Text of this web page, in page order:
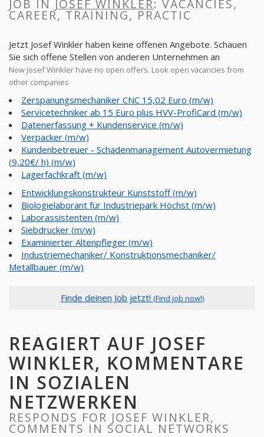
JOB IN JOSEF WINKLER: VACANCIES,
CAREER, TRAINING, PRACTIC
Jetzt Josef Winkler haben keine offenen Angebote. Schauen
Sie sich offene Stellen von anderen Unternehmen an
Now Josef Winkler have no open offers. Look open vacancies from
other companies
Zerspanungsmechaniker CNC 15,02 Euro (m/w)
Servicetechniker ab 15 Euro plus HVV-ProfiCard (m/w)
Datenerfassung + Kundenservice (m/w)
Verpacker (m/w)
Kundenbetreuer - Schadenmanagement Autovermietung
(9,20€/ h) (m/w)
Lagerfachkraft (m/w)
Entwicklungskonstrukteur Kunststoff (m/w)
Biologielaborant für Industriepark Höchst (m/w)
Laborassistenten (m/w)
Siebdrucker (m/w)
Examinierter Altenpfleger (m/w)
Industriemechaniker/ Konstruktionsmechaniker/
Metallbauer (m/w)
Finde deinen Job jetzt! (Find job now!)
REAGIERT AUF JOSEF
WINKLER, KOMMENTARE
IN SOZIALEN
NETZWERKEN
RESPONDS FOR JOSEF WINKLER,
COMMENTS IN SOCIAL NETWORKS